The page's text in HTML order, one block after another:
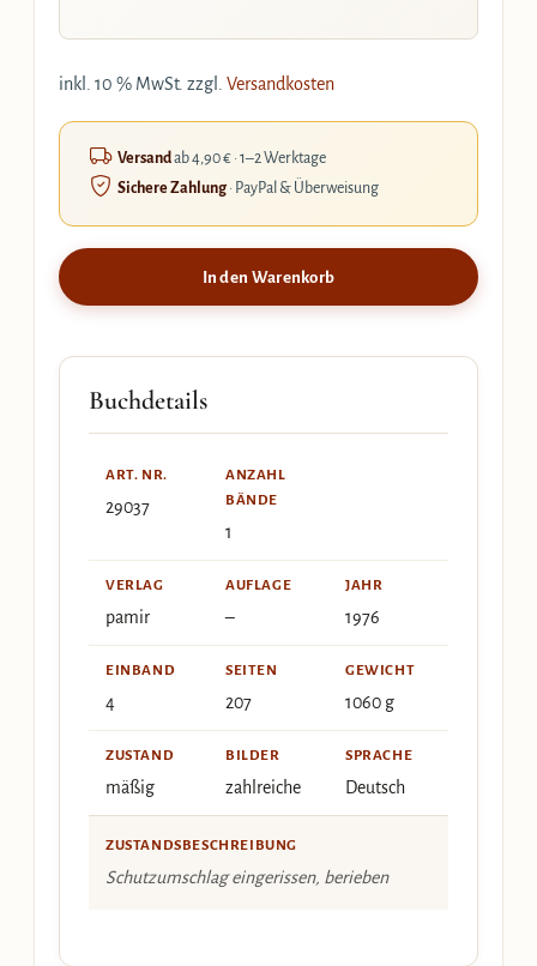
inkl. 10 % MwSt. zzgl. Versandkosten
Versandab 4,90 € · 1–2 Werktage
Sichere Zahlung· PayPal & Überweisung
In den Warenkorb
Buchdetails
ART. NR.
29037
ANZAHL
BÄNDE
1
VERLAG
pamir
AUFLAGE
–
JAHR
1976
EINBAND
4
SEITEN
207
GEWICHT
1060 g
ZUSTAND
mäßig
BILDER
zahlreiche
SPRACHE
Deutsch
ZUSTANDSBESCHREIBUNG
Schutzumschlag eingerissen, berieben